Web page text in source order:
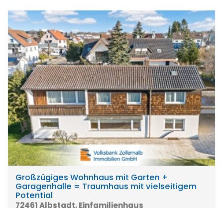
Großzügiges Wohnhaus mit Garten +
Garagenhalle = Traumhaus mit vielseitigem
Potential
72461 Albstadt, Einfamilienhaus